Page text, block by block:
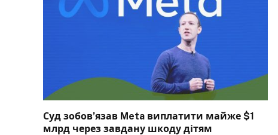
Суд зобов’язав Meta виплатити майже $1
млрд через завдану шкоду дітям